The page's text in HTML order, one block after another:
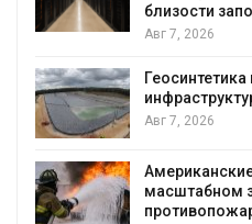
близости
Авг 7, 2026
Авг 7, 2026
масштабном